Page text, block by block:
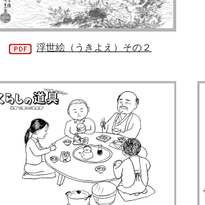
浮世絵（うきよえ）その２